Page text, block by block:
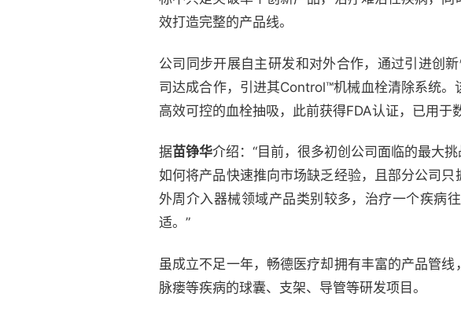
效打造完整的产品线。
公司同步开展自主研发和对外合作，通过引进创
司达成合作，引进其Control™机械血栓清除系统
高效可控的血栓抽吸，此前获得FDA认证，已用于
据苗铮华介绍：“目前，很多初创公司面临的最大
如何将产品快速推向市场缺乏经验，且部分公司
外周介入器械领域产品类别较多，治疗一个疾病
适。”
虽成立不足一年，畅德医疗却拥有丰富的产品管
脉瘘等疾病的球囊、支架、导管等研发项目。